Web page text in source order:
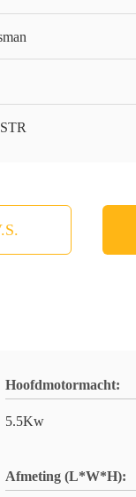
Hoofdmotormacht:
5.5Kw
Afmeting (L*W*H):